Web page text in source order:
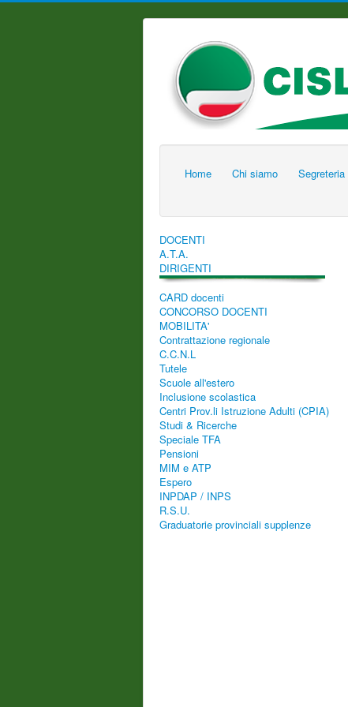
Home Chi siamo Segreteria
DOCENTI
A.T.A.
DIRIGENTI
CARD docenti
CONCORSO DOCENTI
MOBILITA'
Contrattazione regionale
C.C.N.L
Tutele
Scuole all'estero
Inclusione scolastica
Centri Prov.li Istruzione Adulti (CPIA)
Studi & Ricerche
Speciale TFA
Pensioni
MIM e ATP
Espero
INPDAP / INPS
R.S.U.
Graduatorie provinciali supplenze